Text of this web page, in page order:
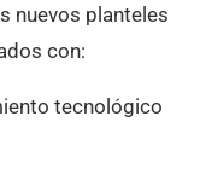
nuevos planteles
con:
tecnológico